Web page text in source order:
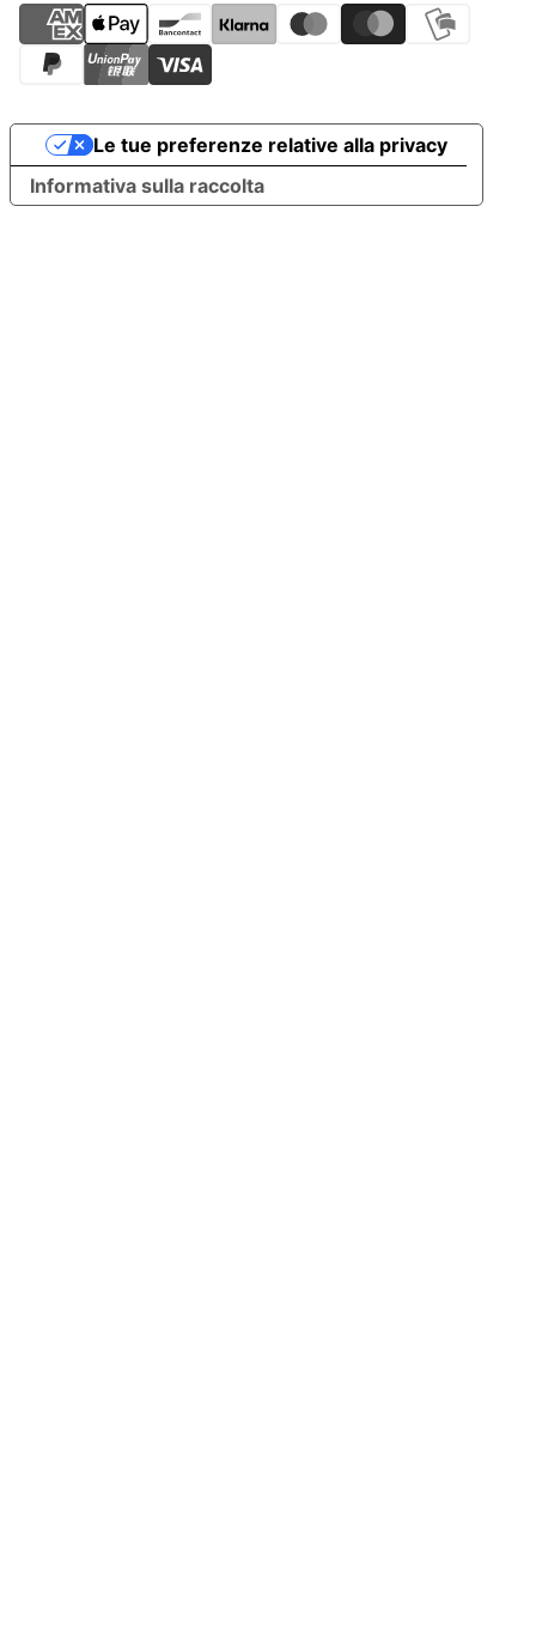
Informativa sulla raccolta
Le tue preferenze relative alla privacy